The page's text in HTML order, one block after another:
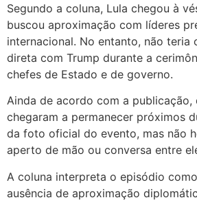
Segundo a coluna, Lula chegou à
buscou aproximação com líderes
internacional. No entanto, não teria
direta com Trump durante a
chefes de Estado e de governo.
Ainda de acordo com a publicação,
chegaram a permanecer próximos
da foto oficial do evento, mas não
aperto de mão ou conversa entre
A coluna interpreta o episódio
ausência de aproximação